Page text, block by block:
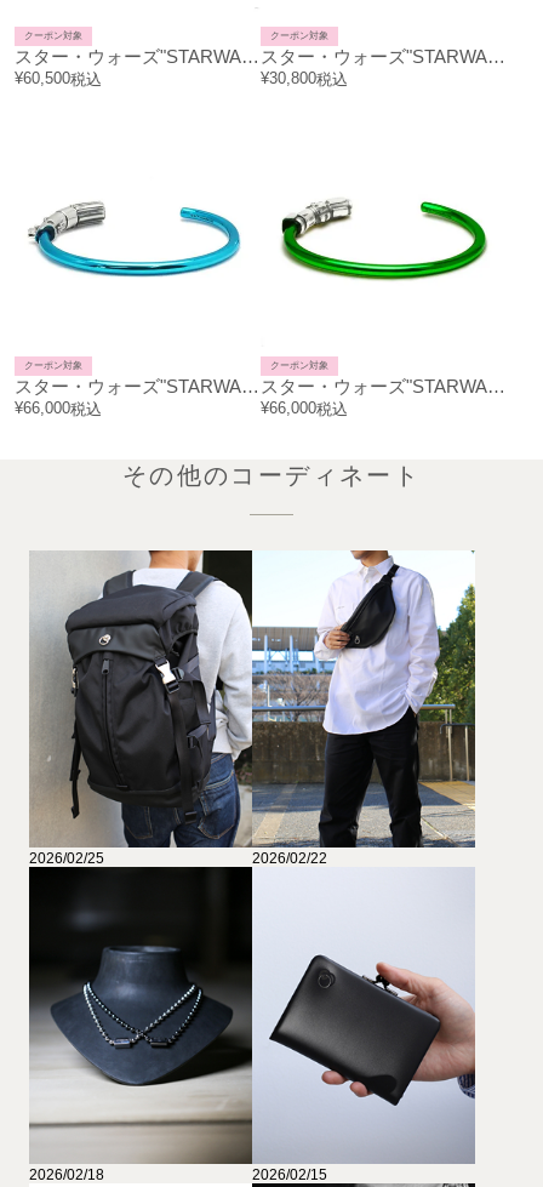
スター・ウォーズ"STARWARS™"ライトセーバーネックレス-3peace-
クーポン対象
¥60,500税込
スター・ウォーズ"STARWARS™"ライトセーバーネックレス-LUKE-
クーポン対象
¥30,800税込
スター・ウォーズ"STARWARS™"ライトセーバーバングル-LUKE-/ブレスレット
クーポン対象
¥66,000税込
スター・ウォーズ"STARWARS™"ライトセーバーバングル-MASTERYODA-/ブレスレット
クーポン対象
¥66,000税込
その他のコーディネート
2026/02/25 2026/02/22
2026/02/18 2026/02/15